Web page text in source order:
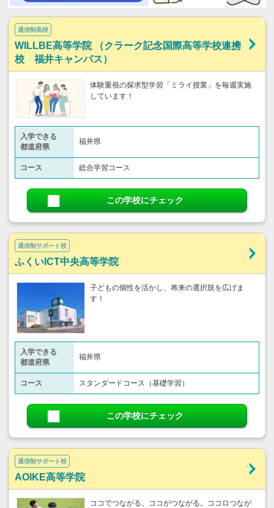
通信制高校
WILLBE高等学院 （クラーク記念国際高等学校連携
校 福井キャンパス）
体験重視の探求型学習「ミライ授業」を毎週実施
しています！
入学できる
都道府県
福井県
コース 総合学習コース
この学校にチェック
通信制サポート校
ふくいICT中央高等学院
子どもの個性を活かし、将来の選択肢を広げま
す！
入学できる
都道府県
福井県
コース スタンダードコース（基礎学習）
この学校にチェック
通信制サポート校
AOIKE高等学院
ココでつながる。ココがつながる。ココロつなが